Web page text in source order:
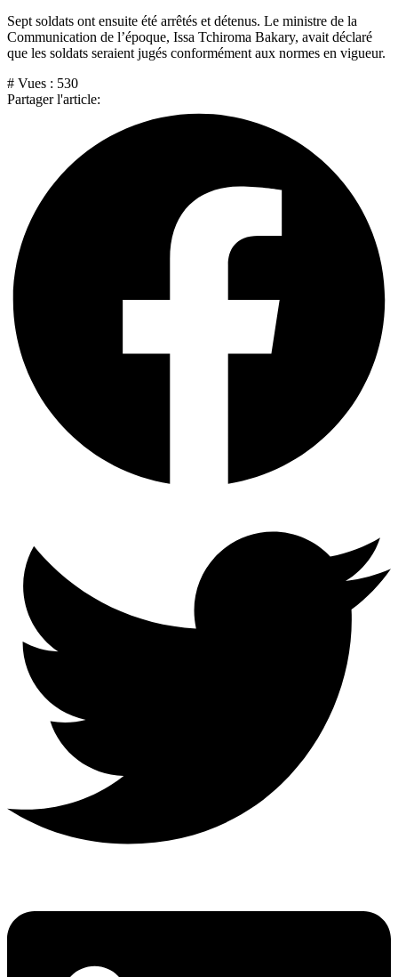
Sept soldats ont ensuite été arrêtés et détenus. Le ministre de la
Communication de l’époque, Issa Tchiroma Bakary, avait déclaré
que les soldats seraient jugés conformément aux normes en vigueur.
# Vues : 530
Partager l'article: